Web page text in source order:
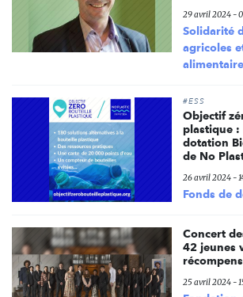
29 avril 2024 -
Solidarité
agricoles
#ESS
Objectif
plastique :
dotation
de No
26 avril 2024 -
Fonds de
Concert
42 jeunes
25 avril 2024 -